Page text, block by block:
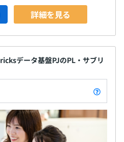
詳細を見る
データ基盤PJのPL・サブリ